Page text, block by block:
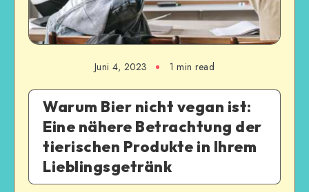
Juni 4, 2023 1 min read
Warum Bier nicht vegan ist:
Eine nähere Betrachtung der
tierischen Produkte in Ihrem
Lieblingsgetränk